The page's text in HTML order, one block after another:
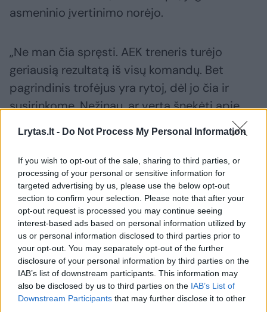
Lrytas.lt - Do Not Process My Personal Information
If you wish to opt-out of the sale, sharing to third parties, or
processing of your personal or sensitive information for
targeted advertising by us, please use the below opt-out
section to confirm your selection. Please note that after your
opt-out request is processed you may continue seeing
interest-based ads based on personal information utilized by
us or personal information disclosed to third parties prior to
your opt-out. You may separately opt-out of the further
disclosure of your personal information by third parties on the
IAB’s list of downstream participants. This information may
also be disclosed by us to third parties on the IAB’s List of
Downstream Participants that may further disclose it to other
asmeninio įvertinimo norėjo.
„Ne man čia spręsti. AEK treneris turėjo
geriausią rezultatą iš visų komandų. Bet
pagrindinis trofėjus yra rytoj, dėl jo čia ir
susirinkome. Nežinau, ar verta šnekėti apie
trenerio apdovanojimą. Aišku, būtų smagu jį
turėti.
Treneris laimi – vertinamas vienaip, pralaimi
– kur kas kitaip kažkodėl. Aš su tuo visiškai
nesutinku. Patikėkite, treneriai daro lygiai tą
patį darbą, ar jie laimi, ar pralaimi. Kitą dieną
jie atsikelia, turi tą pačią rutiną“, – teigė
treneris.